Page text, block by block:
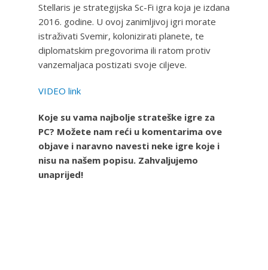
Stellaris je strategijska Sc-Fi igra koja je izdana
2016. godine. U ovoj zanimljivoj igri morate
istraživati Svemir, kolonizirati planete, te
diplomatskim pregovorima ili ratom protiv
vanzemaljaca postizati svoje ciljeve.
VIDEO link
Koje su vama najbolje strateške igre za
PC? Možete nam reći u komentarima ove
objave i naravno navesti neke igre koje i
nisu na našem popisu. Zahvaljujemo
unaprijed!